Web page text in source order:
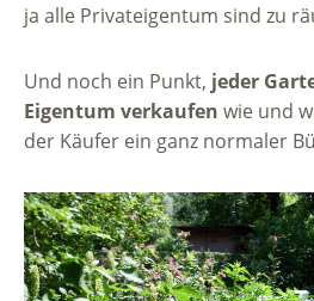
ja alle Privateigentum sind zu
Und noch ein Punkt, jeder
Eigentum verkaufen wie und
der Käufer ein ganz normaler